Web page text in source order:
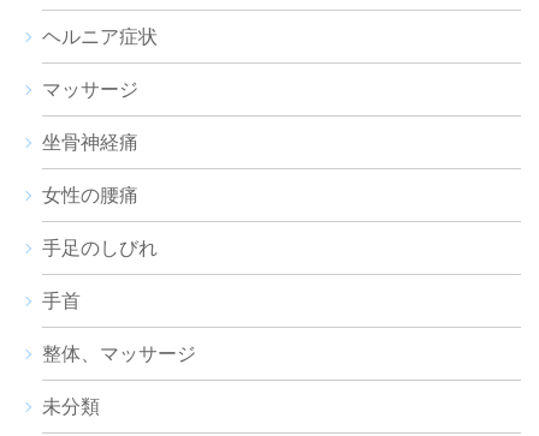
ヘルニア症状
マッサージ
坐骨神経痛
女性の腰痛
手足のしびれ
手首
整体、マッサージ
未分類